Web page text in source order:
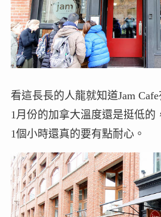
看這長長的人龍就知道Jam
1月份的加拿大溫度還是挺低的
1個小時還真的要有點耐心。